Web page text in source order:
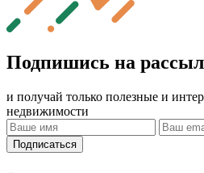
Подпишись на
и получай только полезные и
недвижимости
Подписаться